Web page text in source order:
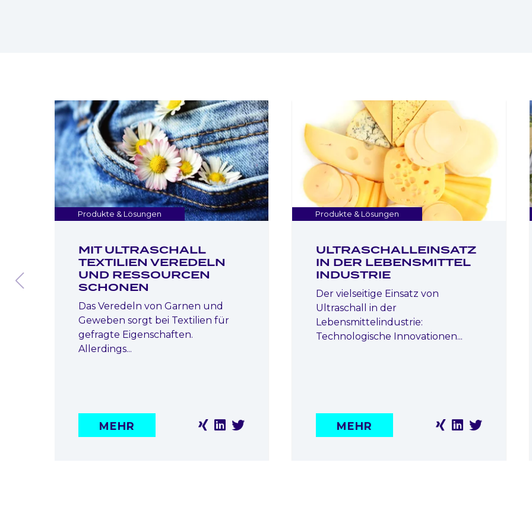
Produkte & Lösungen
MIT ULTRASCHALL
TEXTILIEN VEREDELN
UND RESSOURCEN
SCHONEN
Das Veredeln von Garnen und
Geweben sorgt bei Textilien für
gefragte Eigenschaften.
Allerdings...
MEHR
Produkte & Lösungen
ULTRASCHALLEINSATZ
IN DER LEBENSMITTEL
INDUSTRIE
Der vielseitige Einsatz von
Ultraschall in der
Lebensmittelindustrie:
Technologische Innovationen...
MEHR